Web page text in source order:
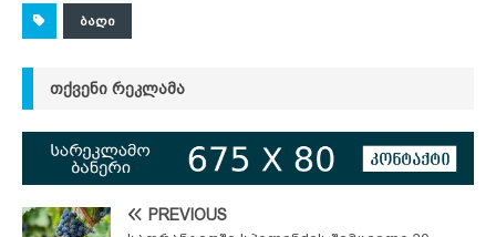
ᲑᲐᲦᲘ
ᲗᲥᲕᲔᲜᲘ ᲠᲔᲙᲚᲐᲛᲐ
PREVIOUS